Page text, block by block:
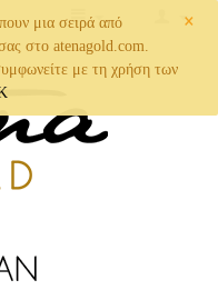
×
μια σειρά από
σας στο atenagold.com.
με τη χρήση των